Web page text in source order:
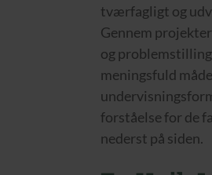
tværfagligt og
Gennem
og
meningsfuld
forståelse for de
nederst på siden.